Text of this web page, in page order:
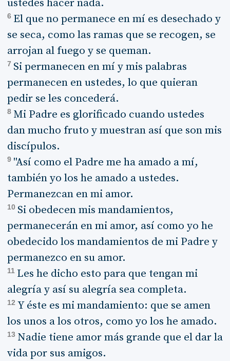
ustedes hacer nada.
6 El que no permanece en mí es desechado y
se seca, como las ramas que se recogen, se
arrojan al fuego y se queman.
7 Si permanecen en mí y mis palabras
permanecen en ustedes, lo que quieran
pedir se les concederá.
8 Mi Padre es glorificado cuando ustedes
dan mucho fruto y muestran así que son mis
discípulos.
9 "Así como el Padre me ha amado a mí,
también yo los he amado a ustedes.
Permanezcan en mi amor.
10 Si obedecen mis mandamientos,
permanecerán en mi amor, así como yo he
obedecido los mandamientos de mi Padre y
permanezco en su amor.
11 Les he dicho esto para que tengan mi
alegría y así su alegría sea completa.
12 Y éste es mi mandamiento: que se amen
los unos a los otros, como yo los he amado.
13 Nadie tiene amor más grande que el dar la
vida por sus amigos.